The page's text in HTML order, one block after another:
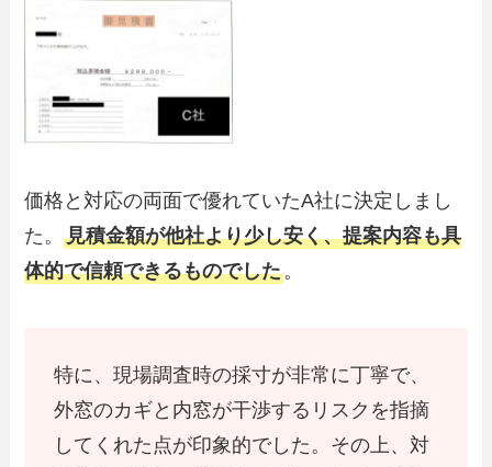
価格と対応の両面で優れていたA社に決定しまし
た。見積金額が他社より少し安く、提案内容も具
体的で信頼できるものでした。
特に、現場調査時の採寸が非常に丁寧で、
外窓のカギと内窓が干渉するリスクを指摘
してくれた点が印象的でした。その上、対